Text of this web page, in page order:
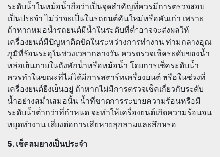
ระดับน้ำในหม้อน้ำถือว่าเป็นจุดสำคัญที่ควรมีการตรวจสอบ
เป็นประจำ ไม่ว่าจะเป็นในรถยนต์คันใหม่หรือคันเก่า เพราะ
ถ้าหากหมอน้ำรถยนต์มีน้ำในระดับที่ต่ำอาจจะส่งผลให้
เครื่องยนต์มีปัญหาติดขัดในระหว่างการทำงาน ท่ามกลางอุณ
ภูมิที่ร้อนระอุในช่วงเวลากลางวัน ควรตรวจเช็คระดับของน้ำ
หล่อเย็นภายในถังพักน้ำหรือหม้อน้ำ โดยการเช็คระดับน้ำ
ควรทำในขณะที่ไม่ได้มีการสตาร์ทเครื่องยนต์ หรือในช่วงที่
เครื่องยนต์ยีงเย็นอยู่ ถ้าหากไม่มีการตรวจเช็คเกี่ยวกับระดับ
น้ำอย่างสม่ำเสมอนั้น น้ำที่ขาดการระบายความร้อนหรือมี
ระดับน้ำต่ำกว่าที่กำหนด จะทำให้เครื่องยนต์เกิดความร้อนจน
หยุดทำงาน เสี่ยงต่อการเสียหายลุกลามและสึกหรอ
5. เช็คลมยางเป็นประจำ